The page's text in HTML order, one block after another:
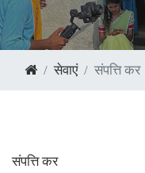
सेवाएं संपत्ति कर
संपत्ति कर